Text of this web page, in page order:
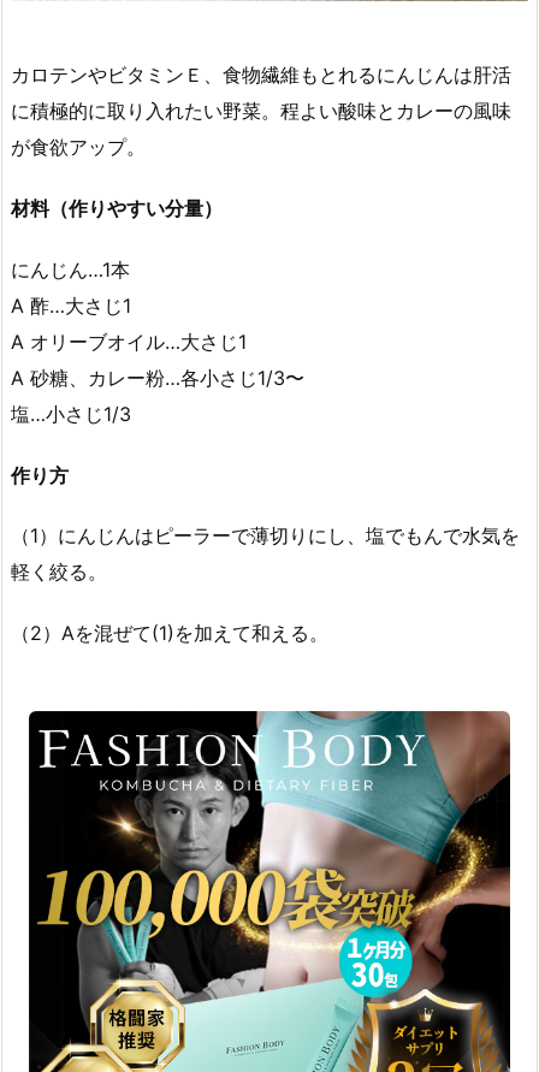
カロテンやビタミンＥ、食物繊維もとれるにんじんは肝活
に積極的に取り入れたい野菜。程よい酸味とカレーの風味
が食欲アップ。
材料（作りやすい分量）
にんじん…1本
A 酢…大さじ1
A オリーブオイル…大さじ1
A 砂糖、カレー粉…各小さじ1/3〜
塩…小さじ1/3
作り方
（1）にんじんはピーラーで薄切りにし、塩でもんで水気を
軽く絞る。
（2）Aを混ぜて(1)を加えて和える。